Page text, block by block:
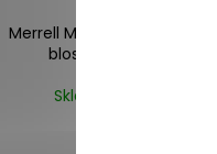
Merrell MTL ADAPT MATRYX
blossom/mantis
Skladem